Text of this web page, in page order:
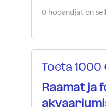
0 hooandjat on
Toeta 1000
Raamat ja